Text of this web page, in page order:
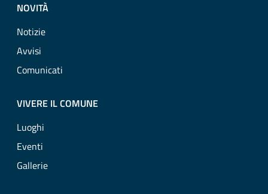
NOVITÀ
Notizie
Avvisi
Comunicati
VIVERE IL COMUNE
Luoghi
Eventi
Gallerie